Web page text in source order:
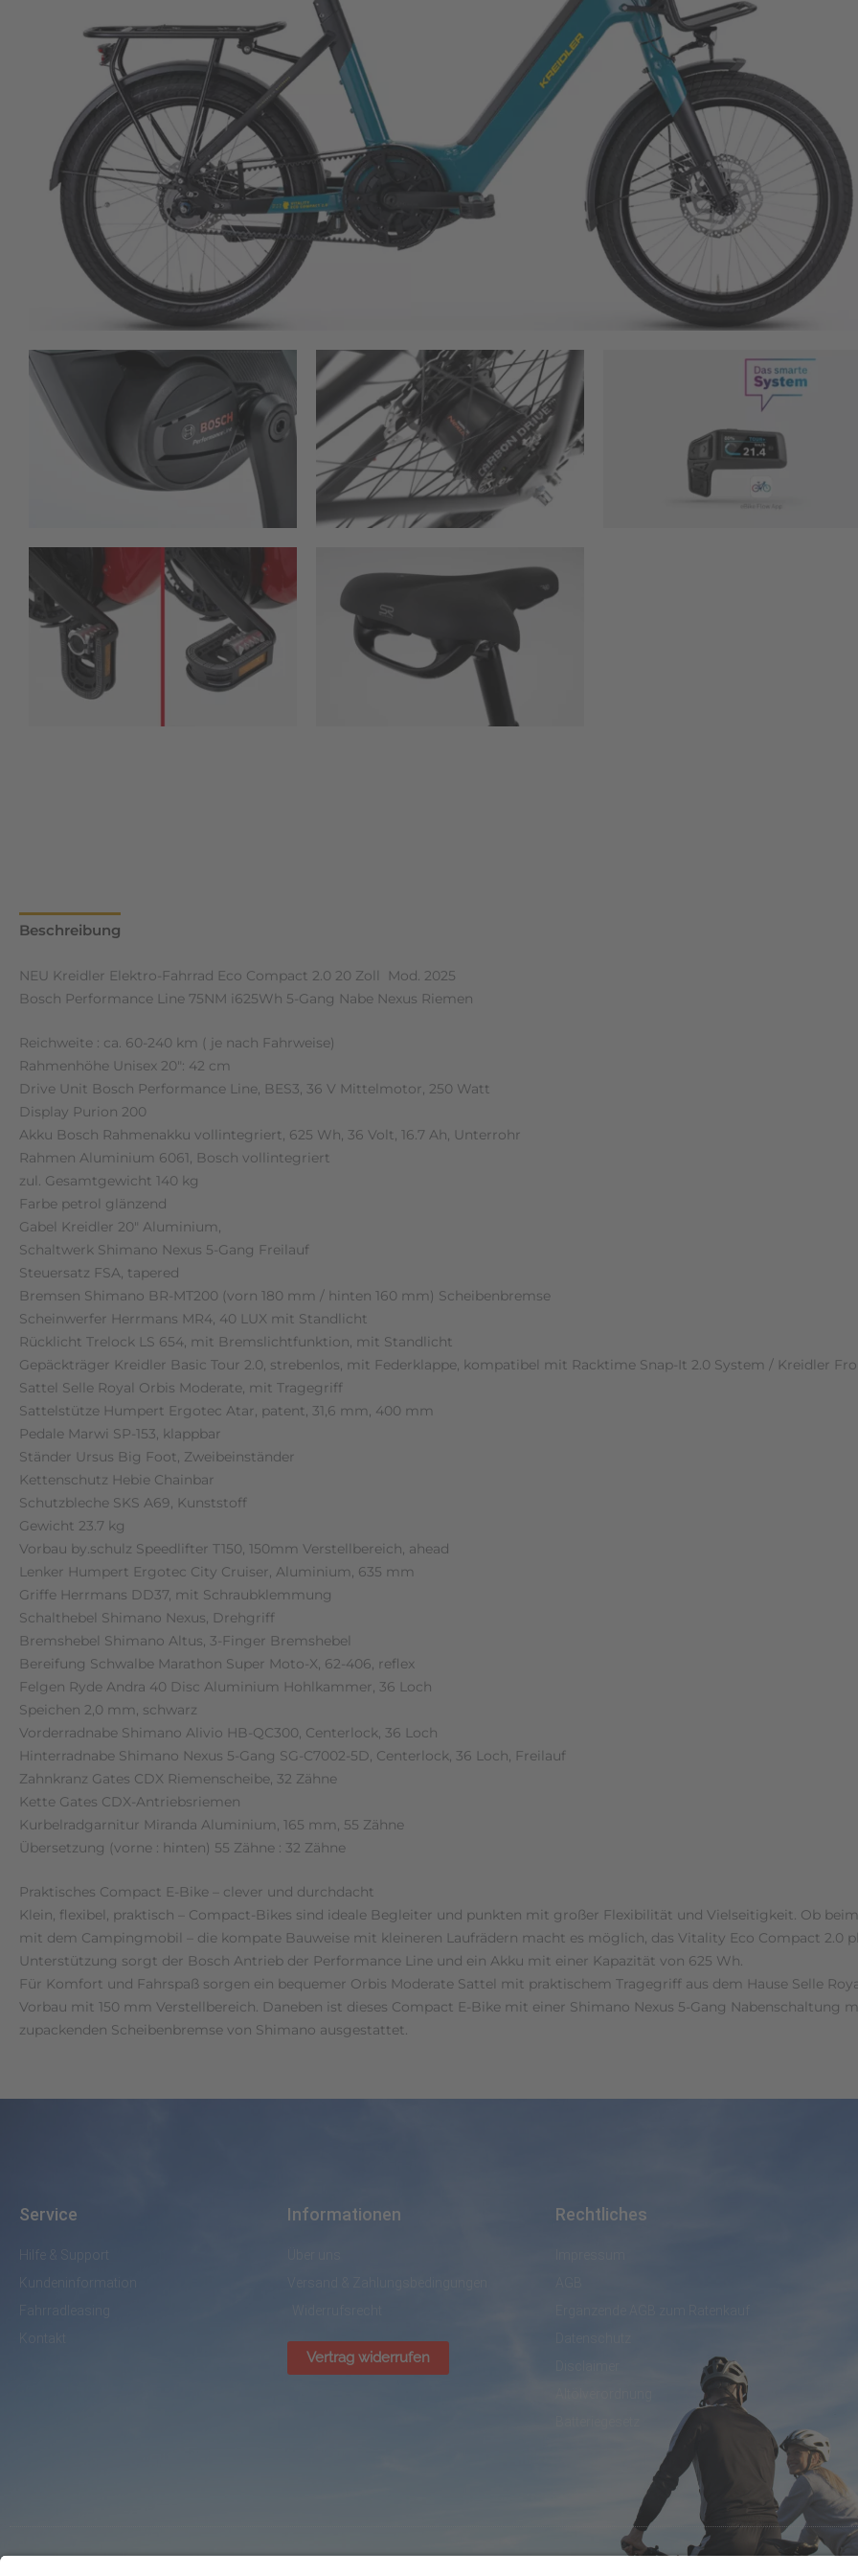
Beschreibung
NEU Kreidler Elektro-Fahrrad Eco Compact 2.0 20 Zoll Mod. 2025
Bosch Performance Line 75NM i625Wh 5-Gang Nabe Nexus Riemen
Reichweite : ca. 60-240 km ( je nach Fahrweise)
Rahmenhöhe Unisex 20″: 42 cm
Drive Unit Bosch Performance Line, BES3, 36 V Mittelmotor, 250 Watt
Display Purion 200
Akku Bosch Rahmenakku vollintegriert, 625 Wh, 36 Volt, 16.7 Ah, Unterrohr
Rahmen Aluminium 6061, Bosch vollintegriert
zul. Gesamtgewicht 140 kg
Farbe petrol glänzend
Gabel Kreidler 20″ Aluminium,
Schaltwerk Shimano Nexus 5-Gang Freilauf
Steuersatz FSA, tapered
Bremsen Shimano BR-MT200 (vorn 180 mm / hinten 160 mm) Scheibenbremse
Scheinwerfer Herrmans MR4, 40 LUX mit Standlicht
Rücklicht Trelock LS 654, mit Bremslichtfunktion, mit Standlicht
Gepäckträger Kreidler Basic Tour 2.0, strebenlos, mit Federklappe, kompatibel mit Racktime Snap-It 2.0 System / Kreidler
Sattel Selle Royal Orbis Moderate, mit Tragegriff
Sattelstütze Humpert Ergotec Atar, patent, 31,6 mm, 400 mm
Pedale Marwi SP-153, klappbar
Ständer Ursus Big Foot, Zweibeinständer
Kettenschutz Hebie Chainbar
Schutzbleche SKS A69, Kunststoff
Gewicht 23.7 kg
Vorbau by.schulz Speedlifter T150, 150mm Verstellbereich, ahead
Lenker Humpert Ergotec City Cruiser, Aluminium, 635 mm
Griffe Herrmans DD37, mit Schraubklemmung
Schalthebel Shimano Nexus, Drehgriff
Bremshebel Shimano Altus, 3-Finger Bremshebel
Bereifung Schwalbe Marathon Super Moto-X, 62-406, reflex
Felgen Ryde Andra 40 Disc Aluminium Hohlkammer, 36 Loch
Speichen 2,0 mm, schwarz
Vorderradnabe Shimano Alivio HB-QC300, Centerlock, 36 Loch
Hinterradnabe Shimano Nexus 5-Gang SG-C7002-5D, Centerlock, 36 Loch, Freilauf
Zahnkranz Gates CDX Riemenscheibe, 32 Zähne
Kette Gates CDX-Antriebsriemen
Kurbelradgarnitur Miranda Aluminium, 165 mm, 55 Zähne
Übersetzung (vorne : hinten) 55 Zähne : 32 Zähne
Praktisches Compact E-Bike – clever und durchdacht
Klein, flexibel, praktisch – Compact-Bikes sind ideale Begleiter und punkten mit großer Flexibilität und Vielseitigkeit. Ob
mit dem Campingmobil – die kompate Bauweise mit kleineren Laufrädern macht es möglich, das Vitality Eco Compact 2.0
Unterstützung sorgt der Bosch Antrieb der Performance Line und ein Akku mit einer Kapazität von 625 Wh.
Für Komfort und Fahrspaß sorgen ein bequemer Orbis Moderate Sattel mit praktischem Tragegriff aus dem Hause Selle
Vorbau mit 150 mm Verstellbereich. Daneben ist dieses Compact E-Bike mit einer Shimano Nexus 5-Gang
zupackenden Scheibenbremse von Shimano ausgestattet.
Service
Hilfe & Support
Informationen
Vertrag widerrufen
Rechtliches